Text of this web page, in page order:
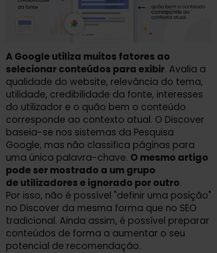
A Google utiliza muitos fatores ao
selecionar conteúdos para exibir. Avalia a
qualidade do website, relevância do tema,
utilidade, credibilidade da fonte, interesses
do utilizador e o quão bem o conteúdo
corresponde ao contexto atual. O Discover
baseia-se nos sistemas da Pesquisa
Google, mas não classifica páginas para
uma única palavra-chave. O mesmo artigo
pode ser mostrado a um grupo
de utilizadores e ignorado por outro.
Por isso, não é possível "definir uma posição"
no Discover da mesma forma que no SEO
tradicional. Ainda assim, é possível preparar
conteúdos de forma a aumentar o seu
potencial de recomendação.